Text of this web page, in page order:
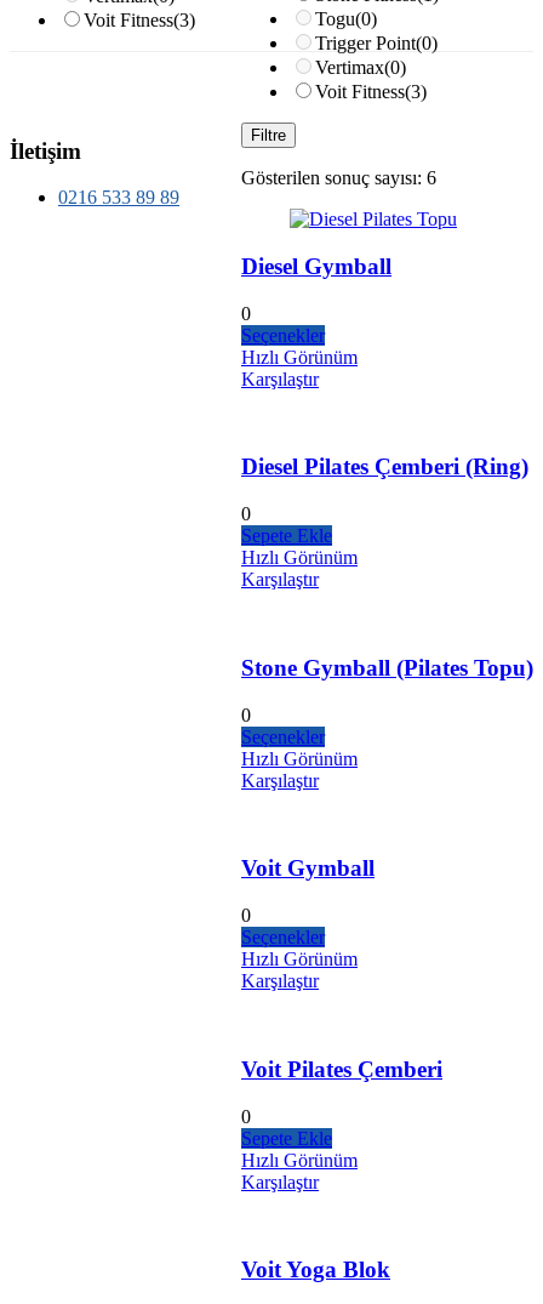
Togu(0)
Trigger Point(0)
Vertimax(0)
Voit Fitness(3)
Filtre
Gösterilen sonuç sayısı: 6
Diesel Gymball
0
Seçenekler
Hızlı Görünüm
Karşılaştır
Diesel Pilates Çemberi (Ring)
0
Sepete Ekle
Hızlı Görünüm
Karşılaştır
Stone Gymball (Pilates Topu)
0
Seçenekler
Hızlı Görünüm
Karşılaştır
Voit Gymball
0
Seçenekler
Hızlı Görünüm
Karşılaştır
Voit Pilates Çemberi
0
Sepete Ekle
Hızlı Görünüm
Karşılaştır
Voit Yoga Blok
Voit Fitness(3)
İletişim
0216 533 89 89